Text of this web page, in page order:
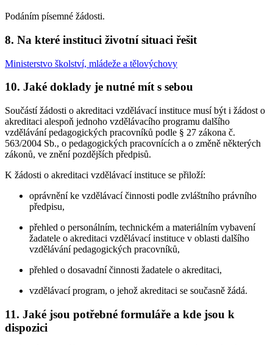
Podáním písemné žádosti.
8. Na které instituci životní situaci řešit
Ministerstvo školství, mládeže a tělovýchovy
10. Jaké doklady je nutné mít s sebou
Součástí žádosti o akreditaci vzdělávací instituce musí být i žádost o
akreditaci alespoň jednoho vzdělávacího programu dalšího
vzdělávání pedagogických pracovníků podle § 27 zákona č.
563/2004 Sb., o pedagogických pracovnících a o změně některých
zákonů, ve znění pozdějších předpisů.
K žádosti o akreditaci vzdělávací instituce se přiloží:
oprávnění ke vzdělávací činnosti podle zvláštního právního
předpisu,
přehled o personálním, technickém a materiálním vybavení
žadatele o akreditaci vzdělávací instituce v oblasti dalšího
vzdělávání pedagogických pracovníků,
přehled o dosavadní činnosti žadatele o akreditaci,
vzdělávací program, o jehož akreditaci se současně žádá.
11. Jaké jsou potřebné formuláře a kde jsou k
dispozici